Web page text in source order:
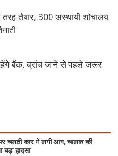
तरह तैयार, 300 अस्थायी शौचालय
बैंक, ब्रांच जाने से पहले जरूर
चलती कार में लगी आग, चालक की
हादसा